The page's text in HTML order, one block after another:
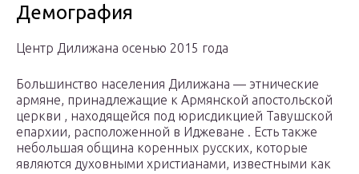
Демография
Центр Дилижана осенью 2015 года
Большинство населения Дилижана — этнические
армяне, принадлежащие к Армянской апостольской
церкви , находящейся под юрисдикцией Тавушской
епархии, расположенной в Иджеване . Есть также
небольшая община коренных русских, которые
являются духовными христианами, известными как